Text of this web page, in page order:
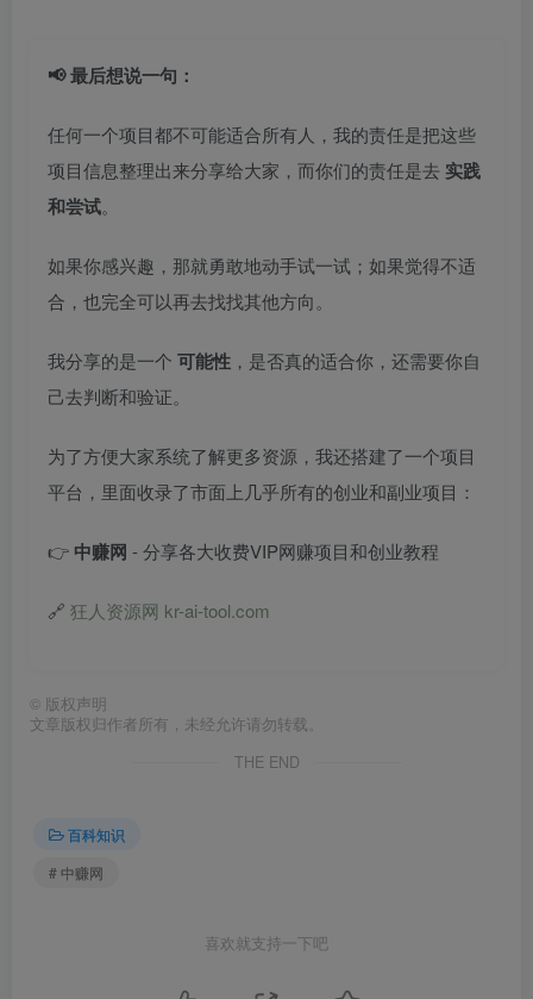
📢 最后想说一句：
任何一个项目都不可能适合所有人，我的责任是把这些
项目信息整理出来分享给大家，而你们的责任是去 实践
和尝试。
如果你感兴趣，那就勇敢地动手试一试；如果觉得不适
合，也完全可以再去找找其他方向。
我分享的是一个 可能性 ，是否真的适合你，还需要你自
己去判断和验证。
为了方便大家系统了解更多资源，我还搭建了一个项目
平台，里面收录了市面上几乎所有的创业和副业项目：
👉 中赚网 - 分享各大收费VIP网赚项目和创业教程
🔗 狂人资源网 kr-ai-tool.com
© 版权声明
文章版权归作者所有，未经允许请勿转载。
THE END
百科知识
# 中赚网
喜欢就支持一下吧